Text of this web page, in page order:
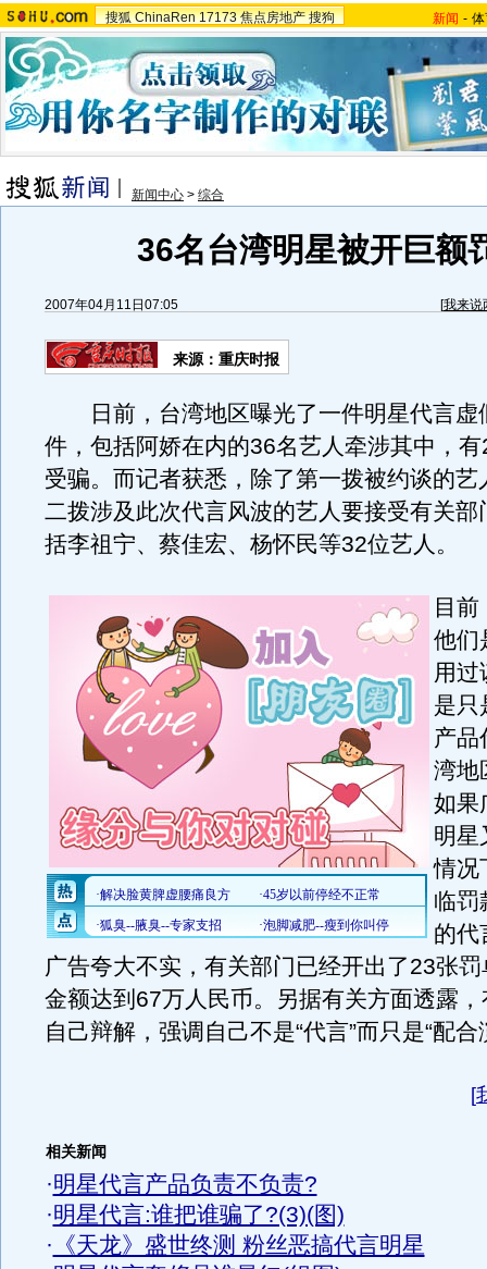
搜狐 ChinaRen 17173 焦点房地产 搜狗 新闻 -
新闻中心 > 综合
36名台湾明星被开巨额
2007年04月11日07:05 [我来说
来源：重庆时报
日前，台湾地区曝光了一件明星代言虚
件，包括阿娇在内的36名艺人牵涉其中，
受骗。而记者获悉，除了第一拨被约谈的艺
二拨涉及此次代言风波的艺人要接受有关部
括李祖宁、蔡佳宏、杨怀民等32位艺人。
目
他们
用过
是只
产品
湾地
如果
明星
情况
临罚
的代
广告夸大不实，有关部门已经开出了23张
金额达到67万人民币。另据有关方面透露
自己辩解，强调自己不是“代言”而只是“配合
[
相关新闻
·明星代言产品负责不负责?
·明星代言:谁把谁骗了?(3)(图)
· 《天龙》盛世终测 粉丝恶搞代言明星